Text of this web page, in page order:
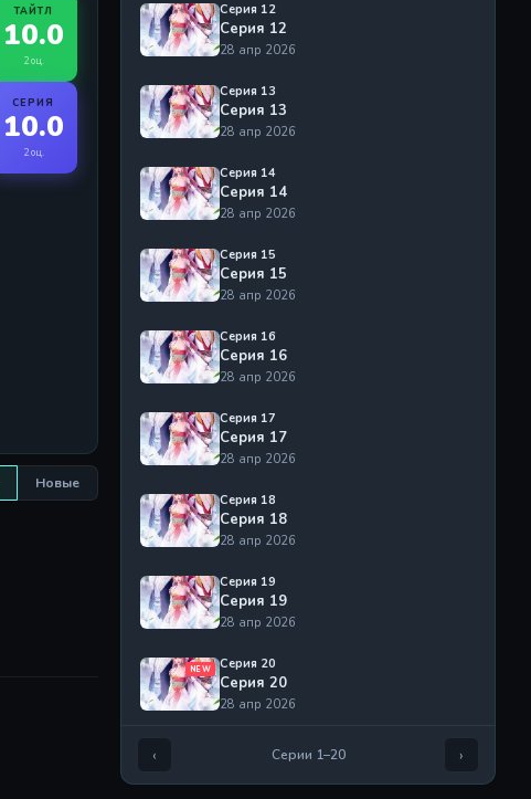
ТАЙТЛ
10.0
2 оц.
СЕРИЯ
10.0
2 оц.
Новые
Серия 12
Серия 12
28 апр 2026
Серия 13
Серия 13
28 апр 2026
Серия 14
Серия 14
28 апр 2026
Серия 15
Серия 15
28 апр 2026
Серия 16
Серия 16
28 апр 2026
Серия 17
Серия 17
28 апр 2026
Серия 18
Серия 18
28 апр 2026
Серия 19
Серия 19
28 апр 2026
NEW Серия 20
Серия 20
28 апр 2026
‹ Серии 1–20 ›